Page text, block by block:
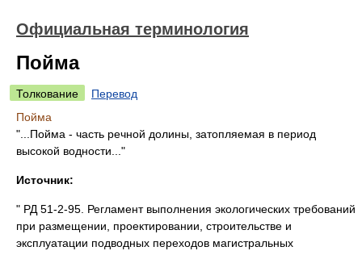
Официальная терминология
Пойма
Толкование
Перевод
Пойма
"...Пойма - часть речной долины, затопляемая в период
высокой водности..."
Источник:
" РД 51-2-95. Регламент выполнения экологических требований
при размещении, проектировании, строительстве и
эксплуатации подводных переходов магистральных